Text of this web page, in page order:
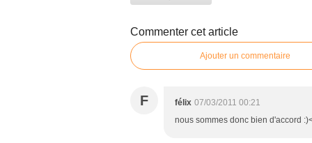
Commenter cet article
Ajouter un commentaire
F félix 07/03/2011 00:21
nous sommes donc bien d'accord